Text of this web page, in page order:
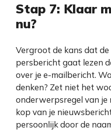
Stap 7: Klaar
nu?
Vergroot de kans dat
persbericht gaat lezen
over je e-mailbericht.
denken? Zet niet het
onderwerpsregel van je
kop van je
persoonlijk door de